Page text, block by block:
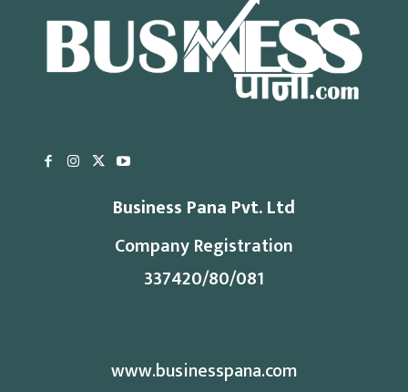
Business Pana Pvt. Ltd
Company Registration
337420/80/081
www.businesspana.com